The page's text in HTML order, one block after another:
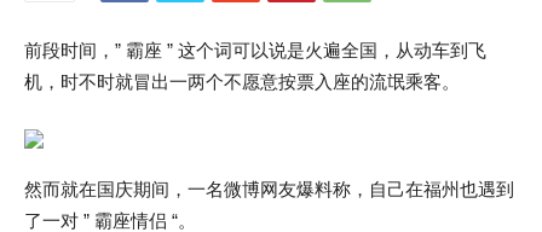
前段时间，” 霸座 ” 这个词可以说是火遍全国，从动车到飞
机，时不时就冒出一两个不愿意按票入座的流氓乘客。
然而就在国庆期间，一名微博网友爆料称，自己在福州也遇到
了一对 ” 霸座情侣 “。